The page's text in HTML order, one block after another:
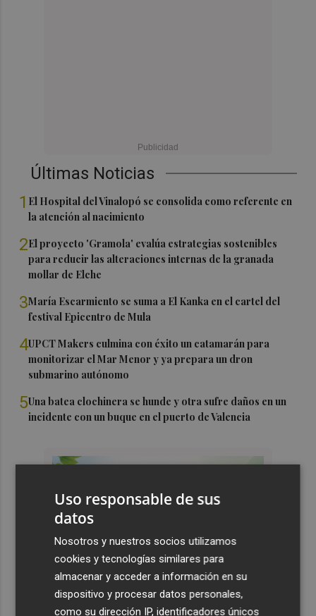
Últimas Noticias
1 El Hospital del Vinalopó se consolida como referente en
la atención al nacimiento
2El proyecto 'Gramola' evalúa estrategias sostenibles
para reducir las alteraciones internas de la granada
mollar de Elche
3María Escarmiento se suma a El Kanka en el cartel del
festival Epicentro de Mula
4UPCT Makers culmina con éxito un catamarán para
monitorizar el Mar Menor y ya prepara un dron
submarino autónomo
5Una batea clochinera se hunde y otra sufre daños en un
incidente con un buque en el puerto de Valencia
Uso responsable de sus
datos
Nosotros y nuestros socios utilizamos
cookies y tecnologías similares para
almacenar y acceder a información en su
dispositivo y procesar datos personales,
como su dirección IP, identificadores únicos